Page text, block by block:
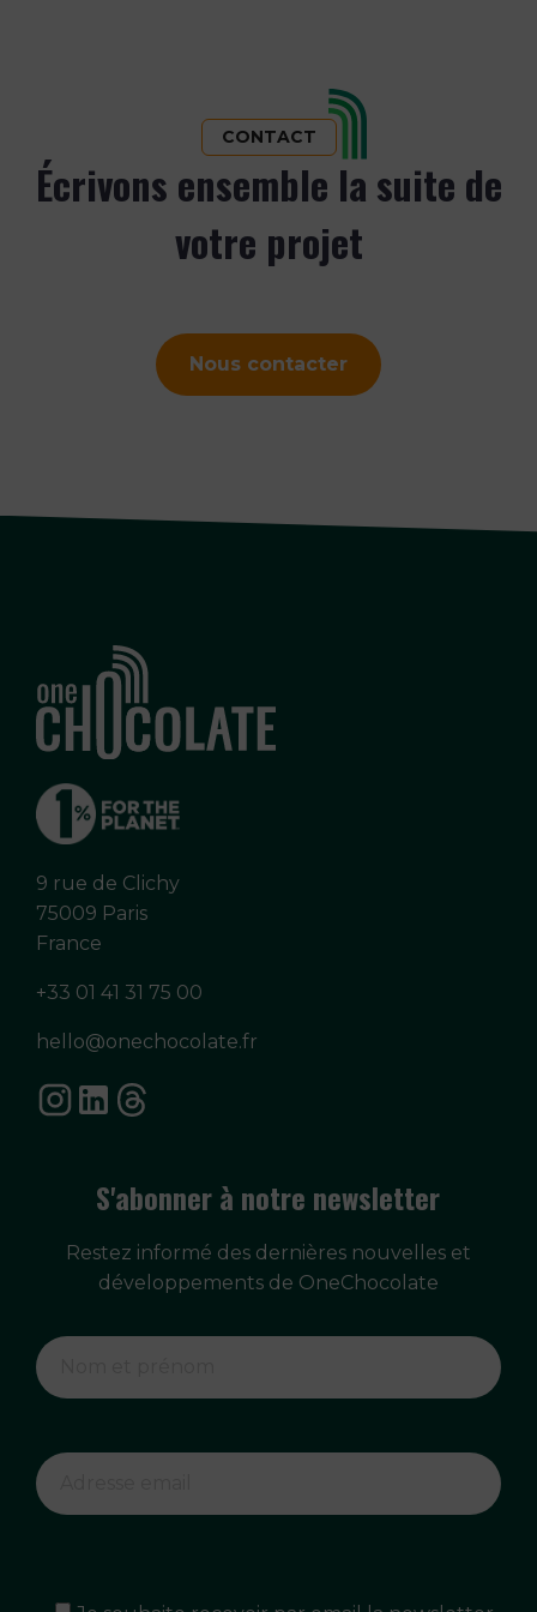
CONTACT
Écrivons ensemble la suite de
votre projet
Nous contacter
9 rue de Clichy
75009 Paris
France
+33 01 41 31 75 00
hello@onechocolate.fr
S'abonner à notre newsletter
Restez informé des dernières nouvelles et
développements de OneChocolate